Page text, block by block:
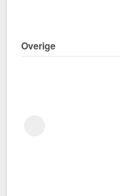
Overige